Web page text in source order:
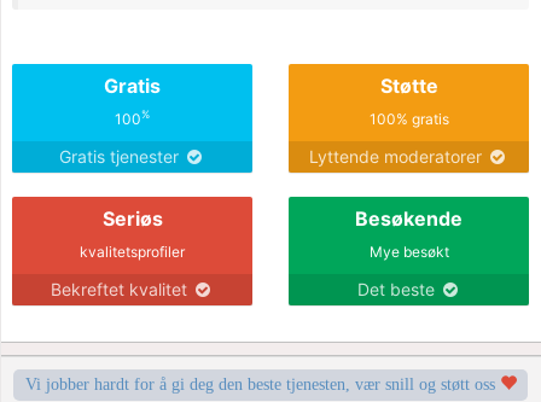
Gratis
100%
Gratis tjenester
Støtte
100% gratis
Lyttende moderatorer
Seriøs
kvalitetsprofiler
Bekreftet kvalitet
Besøkende
Mye besøkt
Det beste
Vi jobber hardt for å gi deg den beste tjenesten, vær snill og støtt oss